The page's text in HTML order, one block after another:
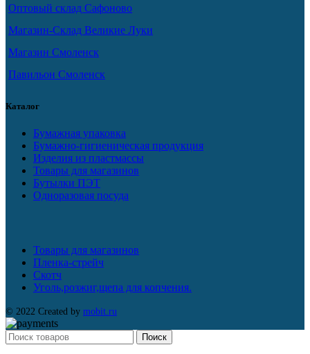
Оптовый склад Сафоново
Магазин-Склад Великие Луки
Магазин Смоленск
Павильон Смоленск
Каталог
Бумажная упаковка
Бумажно-гигиеническая продукция
Изделия из пластмассы
Товары для магазинов
Бутылки ПЭТ
Одноразовая посуда
Товары для магазинов
Пленка-стрейч
Скотч
Уголь,розжиг,щепа для копчения.
© 2022 Created by mobit.ru
Поиск